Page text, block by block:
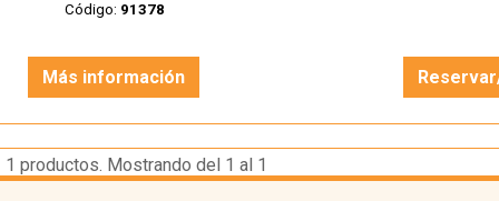
Código: 91378
Más información
1 productos. Mostrando del 1 al 1